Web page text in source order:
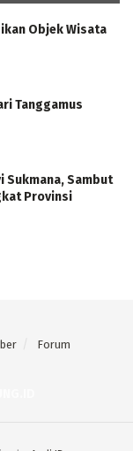
Objek Wisata
Tanggamus
Sukmana, Sambut
Provinsi
Forum